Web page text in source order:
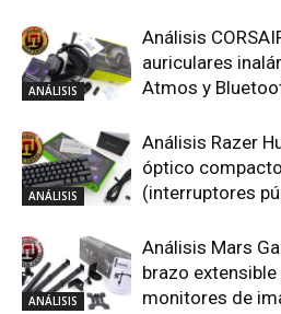
ANÁLISIS
Análisis
auriculares
Atmos y
ANÁLISIS
Análisis Razer
óptico
(interruptores
ANÁLISIS
Análisis Mars
brazo
monitores de